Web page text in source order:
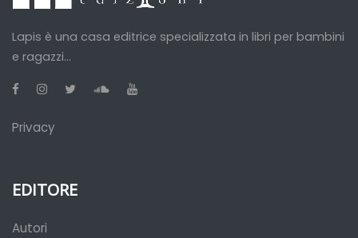
Lapis è una casa editrice specializzata in libri per bambini
e ragazzi...
Privacy
EDITORE
Autori